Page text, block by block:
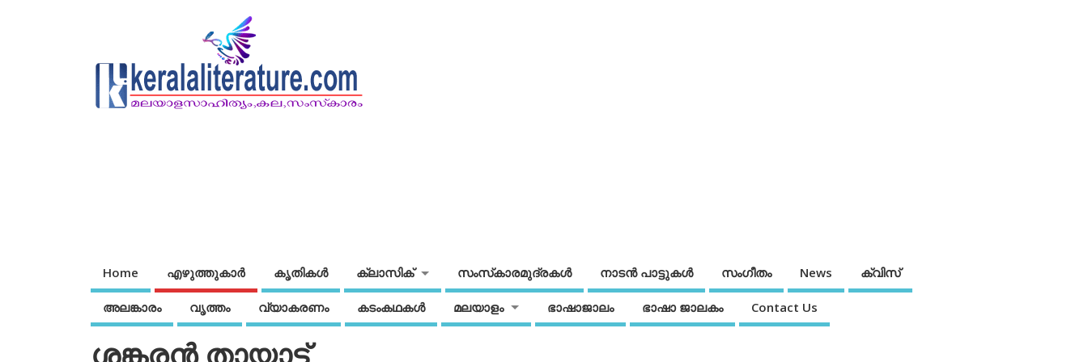
Home എഴുത്തുകാര്‍ കൃതികൾ ക്ലാസിക് സംസ്‌കാരമുദ്രകള്‍ നാടന്‍ പാട്ടുകള്‍ സംഗീതം News ക്വിസ്
അലങ്കാരം വൃത്തം വ്യാകരണം കടംകഥകള്‍ മലയാളം ഭാഷാജാലം ഭാഷാ ജാലകം Contact Us